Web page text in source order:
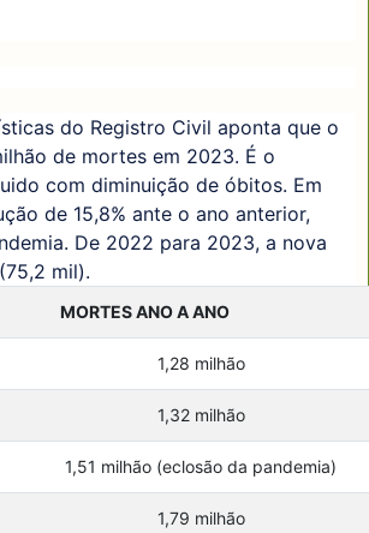
do Registro Civil aponta que o
de mortes em 2023. É o
com diminuição de óbitos. Em
de 15,8% ante o ano anterior,
De 2022 para 2023, a nova
mil).
MORTES ANO A ANO
1,28 milhão
1,32 milhão
1,51 milhão (eclosão da pandemia)
1,79 milhão